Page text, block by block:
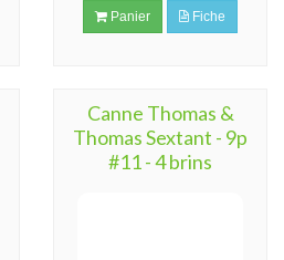
Panier Fiche
Canne Thomas &
Thomas Sextant - 9p
#11 - 4 brins